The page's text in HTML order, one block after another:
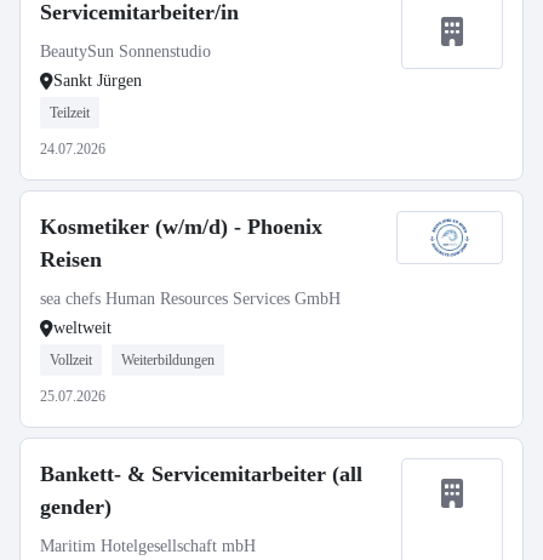
Servicemitarbeiter/in
BeautySun Sonnenstudio
Sankt Jürgen
Teilzeit
24.07.2026
Kosmetiker (w/m/d) - Phoenix
Reisen
sea chefs Human Resources Services GmbH
weltweit
Vollzeit Weiterbildungen
25.07.2026
Bankett- & Servicemitarbeiter (all
gender)
Maritim Hotelgesellschaft mbH